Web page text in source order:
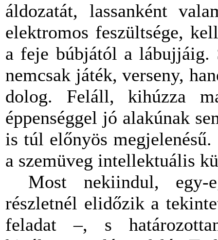
áldozatát, lassanként
elektromos feszültsége,
a feje búbjától a lábujjáig.
nemcsak játék, verseny,
dolog. Feláll, kihúzza
éppenséggel jó alakúnak
is túl előnyös
a szemüveg intellektuális
Most nekiindul, egy-
részletnél elidőzik a
feladat –, s